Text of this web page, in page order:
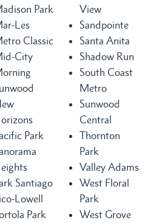
Park
Les
Classic
City
Park
Santiago
Lowell
Park
View
Sandpointe
Santa Anita
Shadow Run
South Coast
Metro
Sunwood
Central
Thornton
Park
Valley Adams
West Floral
Park
West Grove